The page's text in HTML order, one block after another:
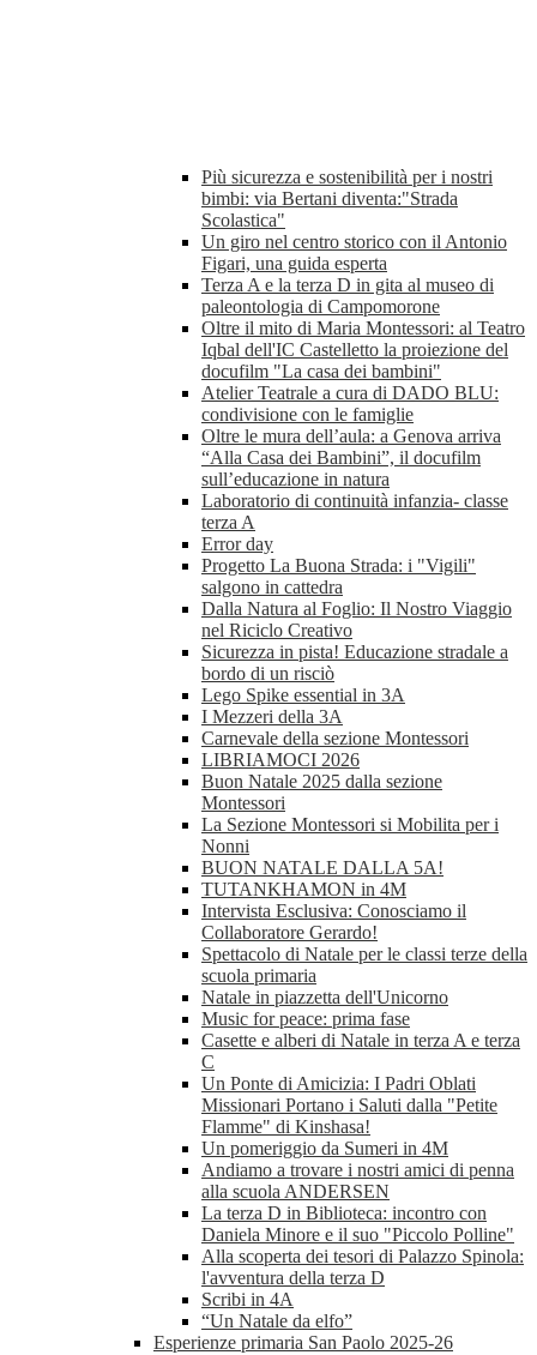
Più sicurezza e sostenibilità per i nostri
bimbi: via Bertani diventa:"Strada
Scolastica"
Un giro nel centro storico con il Antonio
Figari, una guida esperta
Terza A e la terza D in gita al museo di
paleontologia di Campomorone
Oltre il mito di Maria Montessori: al Teatro
Iqbal dell'IC Castelletto la proiezione del
docufilm "La casa dei bambini"
Atelier Teatrale a cura di DADO BLU:
condivisione con le famiglie
Oltre le mura dell’aula: a Genova arriva
“Alla Casa dei Bambini”, il docufilm
sull’educazione in natura
Laboratorio di continuità infanzia- classe
terza A
Error day
Progetto La Buona Strada: i "Vigili"
salgono in cattedra
Dalla Natura al Foglio: Il Nostro Viaggio
nel Riciclo Creativo
Sicurezza in pista! Educazione stradale a
bordo di un risciò
Lego Spike essential in 3A
I Mezzeri della 3A
Carnevale della sezione Montessori
LIBRIAMOCI 2026
Buon Natale 2025 dalla sezione
Montessori
La Sezione Montessori si Mobilita per i
Nonni
BUON NATALE DALLA 5A!
TUTANKHAMON in 4M
Intervista Esclusiva: Conosciamo il
Collaboratore Gerardo!
Spettacolo di Natale per le classi terze della
scuola primaria
Natale in piazzetta dell'Unicorno
Music for peace: prima fase
Casette e alberi di Natale in terza A e terza
C
Un Ponte di Amicizia: I Padri Oblati
Missionari Portano i Saluti dalla "Petite
Flamme" di Kinshasa!
Un pomeriggio da Sumeri in 4M
Andiamo a trovare i nostri amici di penna
alla scuola ANDERSEN
La terza D in Biblioteca: incontro con
Daniela Minore e il suo "Piccolo Polline"
Alla scoperta dei tesori di Palazzo Spinola:
l'avventura della terza D
Scribi in 4A
“Un Natale da elfo”
Esperienze primaria San Paolo 2025-26